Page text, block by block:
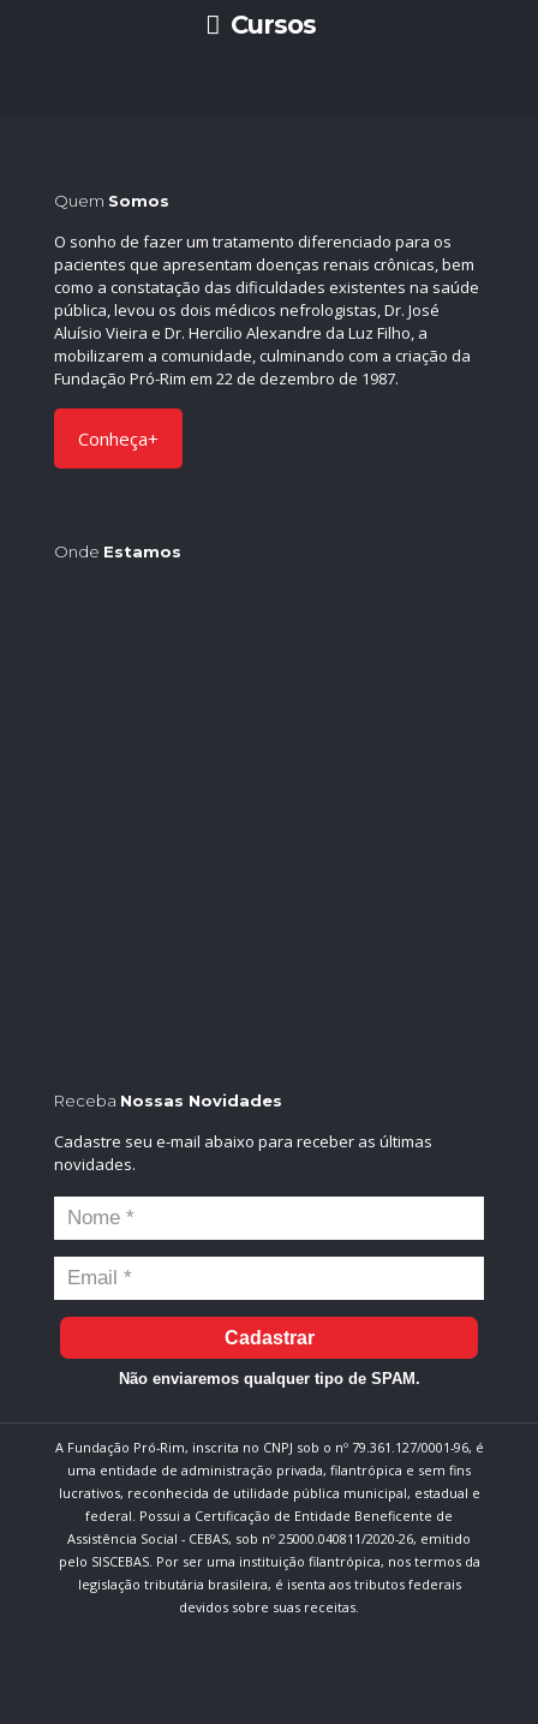
Cursos
Quem Somos
O sonho de fazer um tratamento diferenciado para os
pacientes que apresentam doenças renais crônicas, bem
como a constatação das dificuldades existentes na saúde
pública, levou os dois médicos nefrologistas, Dr. José
Aluísio Vieira e Dr. Hercilio Alexandre da Luz Filho, a
mobilizarem a comunidade, culminando com a criação da
Fundação Pró-Rim em 22 de dezembro de 1987.
Conheça+
Onde Estamos
Receba Nossas Novidades
Cadastre seu e-mail abaixo para receber as últimas
novidades.
Cadastrar
Não enviaremos qualquer tipo de SPAM.
A Fundação Pró-Rim, inscrita no CNPJ sob o nº 79.361.127/0001-96, é
uma entidade de administração privada, filantrópica e sem fins
lucrativos, reconhecida de utilidade pública municipal, estadual e
federal. Possui a Certificação de Entidade Beneficente de
Assistência Social - CEBAS, sob nº 25000.040811/2020-26, emitido
pelo SISCEBAS. Por ser uma instituição filantrópica, nos termos da
legislação tributária brasileira, é isenta aos tributos federais
devidos sobre suas receitas.